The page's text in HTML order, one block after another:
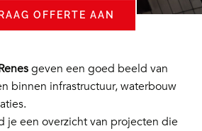
OFFERTE AAN
geven een goed beeld van
binnen infrastructuur, waterbouw
je een overzicht van projecten die